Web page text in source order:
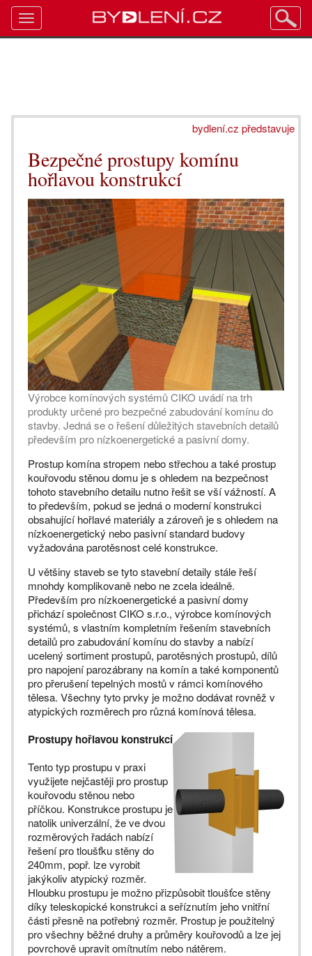
bydlení.cz představuje
Bezpečné prostupy komínu
hořlavou konstrukcí
Výrobce komínových systémů CIKO uvádí na trh
produkty určené pro bezpečné zabudování komínu do
stavby. Jedná se o řešení důležitých stavebních detailů
především pro nízkoenergetické a pasivní domy.
Prostup komína stropem nebo střechou a také prostup
kouřovodu stěnou domu je s ohledem na bezpečnost
tohoto stavebního detailu nutno řešit se vší vážností. A
to především, pokud se jedná o moderní konstrukci
obsahující hořlavé materiály a zároveň je s ohledem na
nízkoenergetický nebo pasivní standard budovy
vyžadována parotěsnost celé konstrukce.
U většiny staveb se tyto stavební detaily stále řeší
mnohdy komplikovaně nebo ne zcela ideálně.
Především pro nízkoenergetické a pasivní domy
přichází společnost CIKO s.r.o., výrobce komínových
systémů, s vlastním kompletním řešením stavebních
detailů pro zabudování komínu do stavby a nabízí
ucelený sortiment prostupů, parotěsných prostupů, dílů
pro napojení parozábrany na komín a také komponentů
pro přerušení tepelných mostů v rámci komínového
tělesa. Všechny tyto prvky je možno dodávat rovněž v
atypických rozměrech pro různá komínová tělesa.
Prostupy hořlavou konstrukcí
Tento typ prostupu v praxi
využijete nejčastěji pro prostup
kouřovodu stěnou nebo
příčkou. Konstrukce prostupu je
natolik univerzální, že ve dvou
rozměrových řadách nabízí
řešení pro tloušťku stěny do
240mm, popř. lze vyrobit
jakýkoliv atypický rozměr.
Hloubku prostupu je možno přizpůsobit tloušťce stěny
díky teleskopické konstrukci a seříznutím jeho vnitřní
části přesně na potřebný rozměr. Prostup je použitelný
pro všechny běžné druhy a průměry kouřovodů a lze jej
povrchově upravit omítnutím nebo nátěrem.
Toggle
navigation